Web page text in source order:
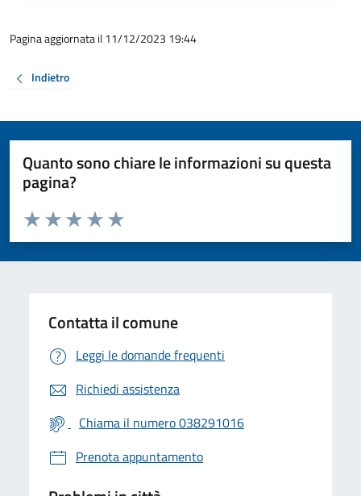
Pagina aggiornata il 11/12/2023 19:44
Indietro
Quanto sono chiare le informazioni su questa
pagina?
Valuta da 1 a 5 stelle la pagina
Valuta 5 stelle su 5
Valuta 4 stelle su 5
Valuta 3 stelle su 5
Valuta 2 stelle su 5
Valuta 1 stelle su 5
Contatta il comune
Leggi le domande frequenti
Richiedi assistenza
Chiama il numero 038291016
Prenota appuntamento